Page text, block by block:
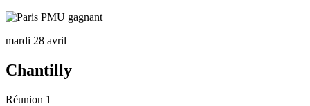
mardi 28 avril
Chantilly
Réunion 1